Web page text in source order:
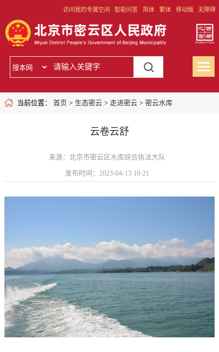
访问我的专属空间 智能问答 简体 繁体 移动版 无障碍
当前位置： 首页 > 生态密云> 走进密云> 密云水库
云卷云舒
来源：北京市密云区水库综合执法大队
发布时间：2023-04-13 10:21